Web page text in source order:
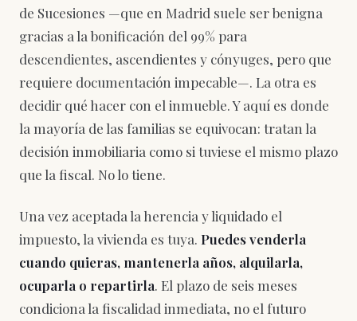
de Sucesiones —que en Madrid suele ser benigna
gracias a la bonificación del 99% para
descendientes, ascendientes y cónyuges, pero que
requiere documentación impecable—. La otra es
decidir qué hacer con el inmueble. Y aquí es donde
la mayoría de las familias se equivocan: tratan la
decisión inmobiliaria como si tuviese el mismo plazo
que la fiscal. No lo tiene.
Una vez aceptada la herencia y liquidado el
impuesto, la vivienda es tuya. Puedes venderla
cuando quieras, mantenerla años, alquilarla,
ocuparla o repartirla. El plazo de seis meses
condiciona la fiscalidad inmediata, no el futuro